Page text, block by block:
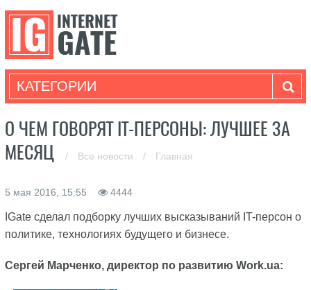
КАТЕГОРИИ
О ЧЕМ ГОВОРЯТ IT-ПЕРСОНЫ: ЛУЧШЕЕ ЗА
МЕСЯЦ
/ Все новости / Главная
5 мая 2016, 15:55 4444
IGate сделал подборку лучших высказываний IT-персон о
политике, технологиях будущего и бизнесе.
Сергей Марченко, директор по развитию Work.ua: